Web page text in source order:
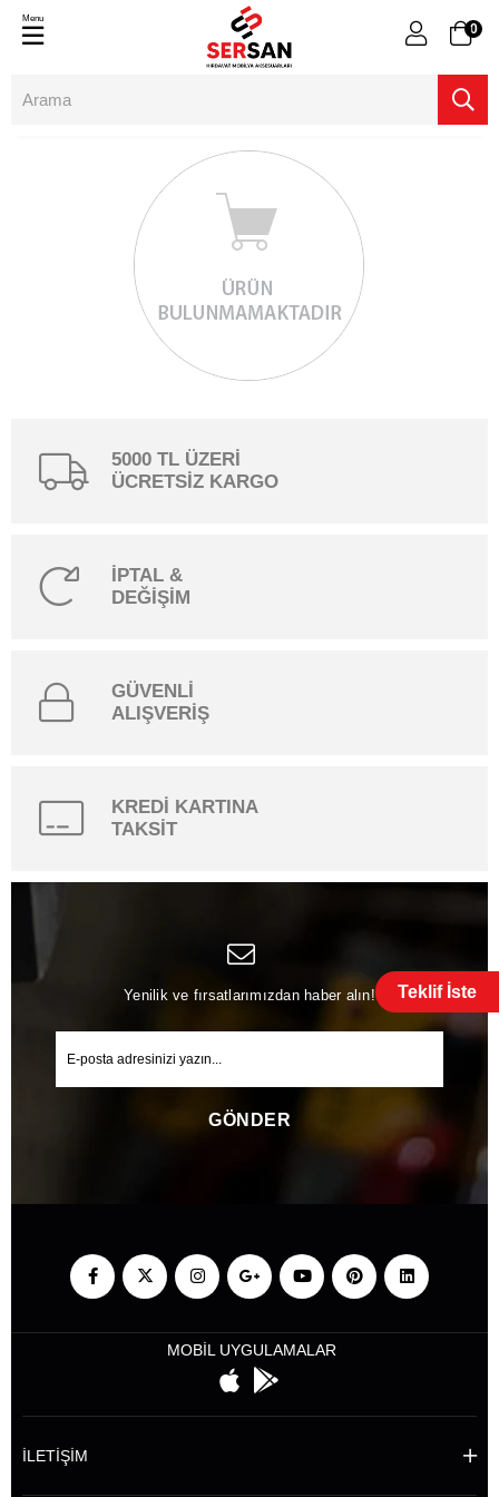
Teklif İste
0
Menu
5000 TL ÜZERİ
ÜCRETSİZ KARGO
İPTAL &
DEĞİŞİM
GÜVENLİ
ALIŞVERİŞ
KREDİ KARTINA
TAKSİT
Yenilik ve fırsatlarımızdan haber alın!
GÖNDER
MOBİL UYGULAMALAR
İLETİŞİM